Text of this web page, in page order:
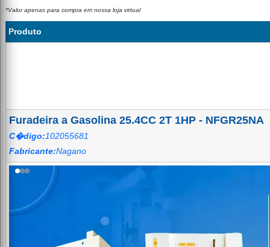
*Valor apenas para compra em nossa loja virtual
Produto
Furadeira a Gasolina 25.4CC 2T 1HP - NFGR25NA
C�digo:102055681
Fabricante:Nagano
Agrotama — Soluções em